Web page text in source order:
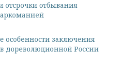
отбывания
особенности заключения
дореволюционной России